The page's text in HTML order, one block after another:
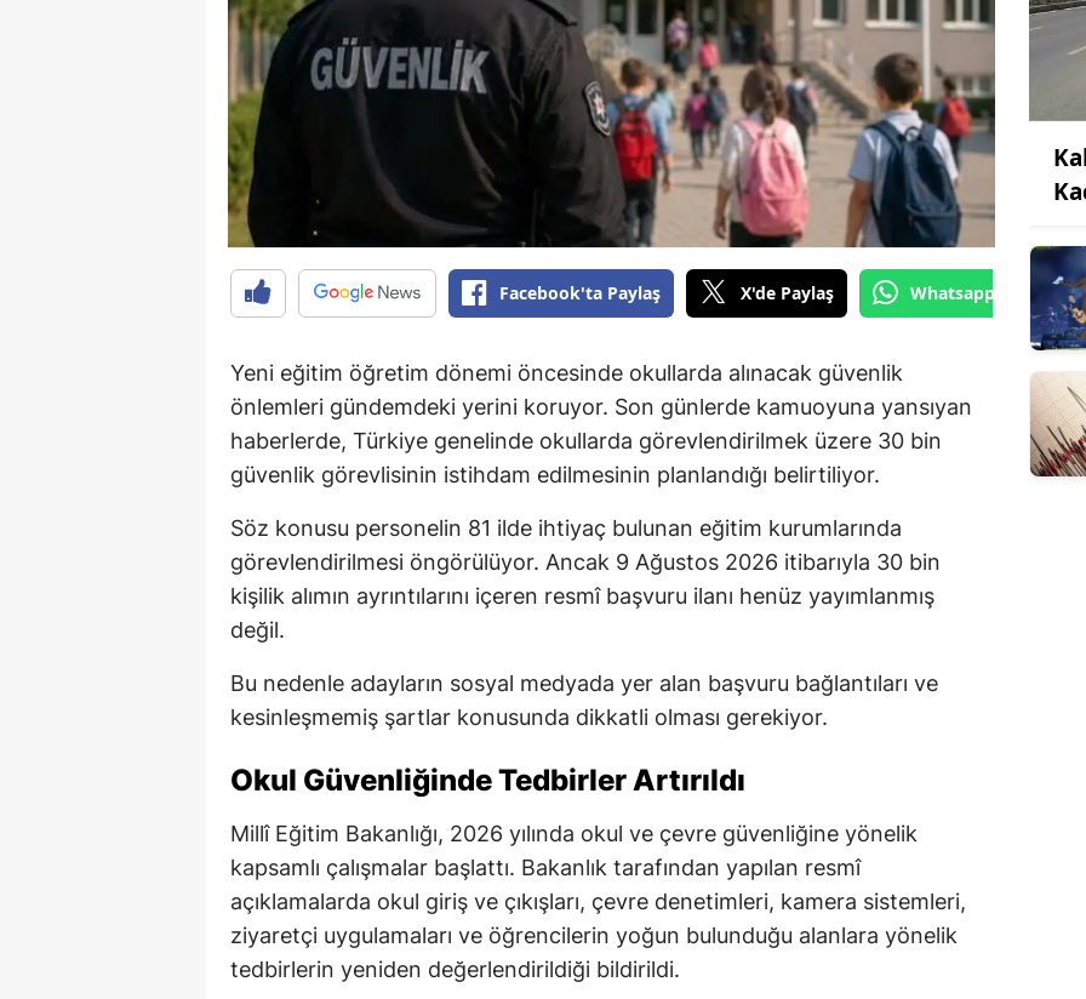
Facebook'ta Paylaş X'de Paylaş Whatsapp'tan
Yeni eğitim öğretim dönemi öncesinde okullarda alınacak güvenlik
önlemleri gündemdeki yerini koruyor. Son günlerde kamuoyuna yansıyan
haberlerde, Türkiye genelinde okullarda görevlendirilmek üzere 30 bin
güvenlik görevlisinin istihdam edilmesinin planlandığı belirtiliyor.
Söz konusu personelin 81 ilde ihtiyaç bulunan eğitim kurumlarında
görevlendirilmesi öngörülüyor. Ancak 9 Ağustos 2026 itibarıyla 30 bin
kişilik alımın ayrıntılarını içeren resmî başvuru ilanı henüz yayımlanmış
değil.
Bu nedenle adayların sosyal medyada yer alan başvuru bağlantıları ve
kesinleşmemiş şartlar konusunda dikkatli olması gerekiyor.
Okul Güvenliğinde Tedbirler Artırıldı
Millî Eğitim Bakanlığı, 2026 yılında okul ve çevre güvenliğine yönelik
kapsamlı çalışmalar başlattı. Bakanlık tarafından yapılan resmî
açıklamalarda okul giriş ve çıkışları, çevre denetimleri, kamera sistemleri,
ziyaretçi uygulamaları ve öğrencilerin yoğun bulunduğu alanlara yönelik
tedbirlerin yeniden değerlendirildiği bildirildi.